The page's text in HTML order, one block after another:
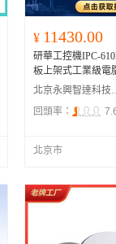
¥ 11430.00
研華工控機IPC-
板上架式工業級電
*610L-總鏈接JG 北京永
回頭率：
北京市